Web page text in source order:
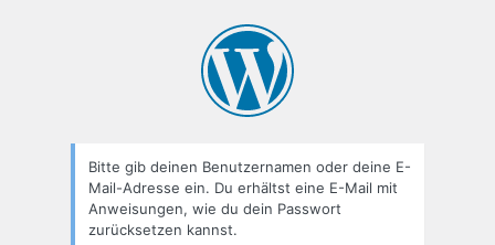
Bitte gib deinen Benutzernamen oder deine E-
Mail-Adresse ein. Du erhältst eine E-Mail mit
Anweisungen, wie du dein Passwort
zurücksetzen kannst.